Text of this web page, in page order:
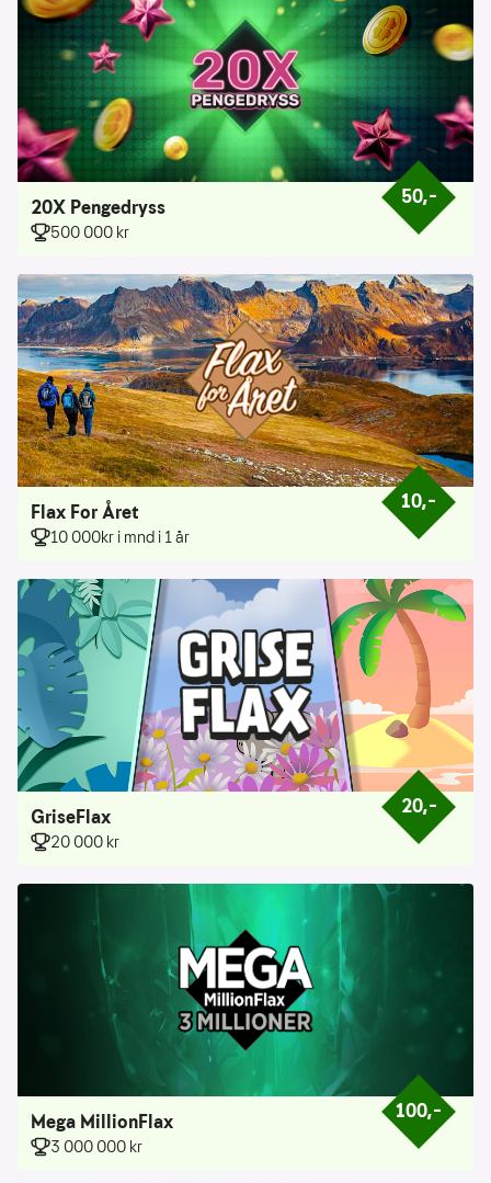
Prisen er
50,–
20X Pengedryss
500 000 kr
Prisen er
10,–
Flax For Året
10 000kr i mnd i 1 år
Prisen er
20,–
GriseFlax
20 000 kr
100,–
Mega MillionFlax
3 000 000 kr